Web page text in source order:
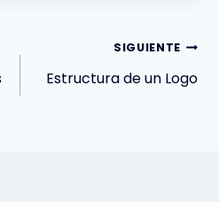
SIGUIENTE
Estructura de un Logo